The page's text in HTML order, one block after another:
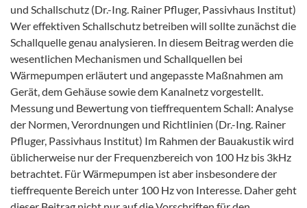
und Schallschutz (Dr.-Ing. Rainer Pfluger, Passivhaus Institut)
Wer effektiven Schallschutz betreiben will sollte zunächst die
Schallquelle genau analysieren. In diesem Beitrag werden die
wesentlichen Mechanismen und Schallquellen bei
Wärmepumpen erläutert und angepasste Maßnahmen am
Gerät, dem Gehäuse sowie dem Kanalnetz vorgestellt.
Messung und Bewertung von tieffrequentem Schall: Analyse
der Normen, Verordnungen und Richtlinien (Dr.-Ing. Rainer
Pfluger, Passivhaus Institut) Im Rahmen der Bauakustik wird
üblicherweise nur der Frequenzbereich von 100 Hz bis 3kHz
betrachtet. Für Wärmepumpen ist aber insbesondere der
tieffrequente Bereich unter 100 Hz von Interesse. Daher geht